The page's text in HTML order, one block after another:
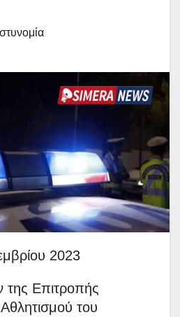
2023
Επιτροπής
του